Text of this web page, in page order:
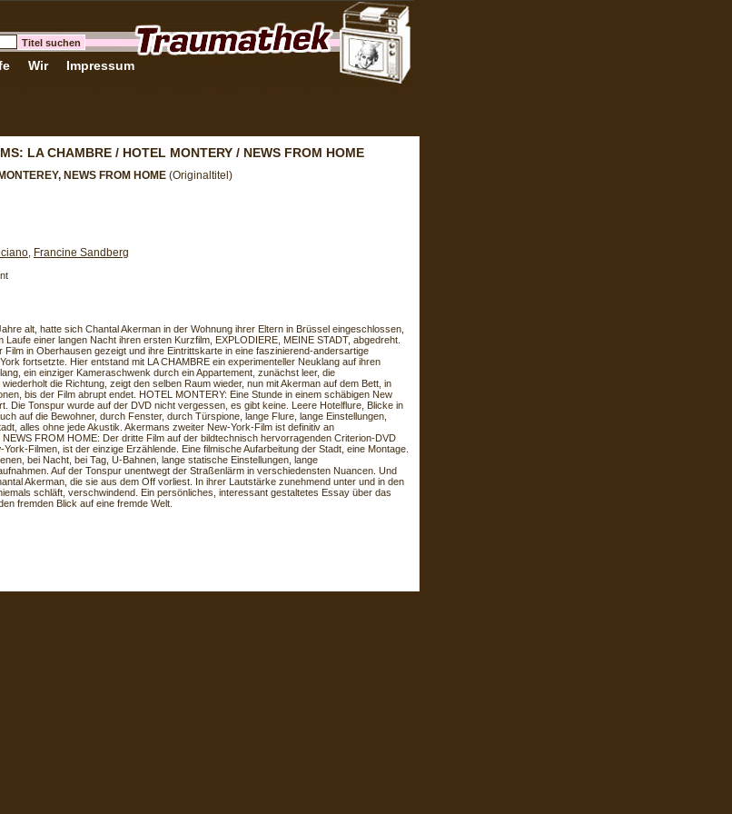
Wir Impressum
LA CHAMBRE / HOTEL MONTERY / NEWS FROM HOME
NEWS FROM HOME (Originaltitel)
Francine Sandberg
alt, hatte sich Chantal Akerman in der Wohnung ihrer Eltern in Brüssel eingeschlossen,
Laufe einer langen Nacht ihren ersten Kurzfilm, EXPLODIERE, MEINE STADT, abgedreht.
Film in Oberhausen gezeigt und ihre Eintrittskarte in eine faszinierend-andersartige
fortsetzte. Hier entstand mit LA CHAMBRE ein experimenteller Neuklang auf ihren
ein einziger Kameraschwenk durch ein Appartement, zunächst leer, die
die Richtung, zeigt den selben Raum wieder, nun mit Akerman auf dem Bett, in
bis der Film abrupt endet. HOTEL MONTERY: Eine Stunde in einem schäbigen New
Die Tonspur wurde auf der DVD nicht vergessen, es gibt keine. Leere Hotelflure, Blicke in
auf die Bewohner, durch Fenster, durch Türspione, lange Flure, lange Einstellungen,
alles ohne jede Akustik. Akermans zweiter New-York-Film ist definitiv an
FROM HOME: Der dritte Film auf der bildtechnisch hervorragenden Criterion-DVD
Filmen, ist der einzige Erzählende. Eine filmische Aufarbeitung der Stadt, eine Montage.
bei Nacht, bei Tag, U-Bahnen, lange statische Einstellungen, lange
Auf der Tonspur unentwegt der Straßenlärm in verschiedensten Nuancen. Und
Akerman, die sie aus dem Off vorliest. In ihrer Lautstärke zunehmend unter und in den
schläft, verschwindend. Ein persönliches, interessant gestaltetes Essay über das
fremden Blick auf eine fremde Welt.